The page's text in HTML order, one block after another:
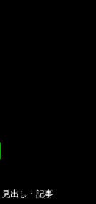
出し・記事